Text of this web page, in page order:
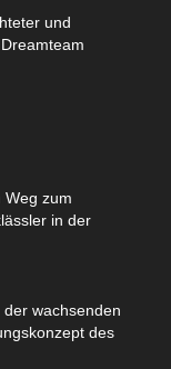
und
Weg zum
in der
wachsenden
des